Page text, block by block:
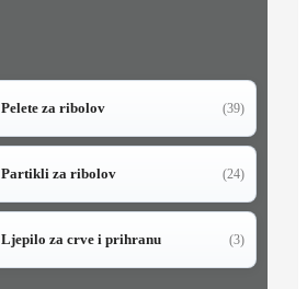
Pelete za ribolov (39)
Partikli za ribolov (24)
Ljepilo za crve i prihranu (3)